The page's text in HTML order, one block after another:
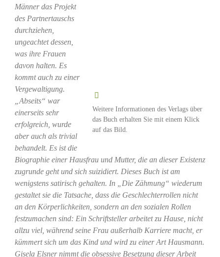
Weitere Informationen des Verlags über
das Buch erhalten Sie mit einem Klick
auf das Bild.
Männer das Projekt
des Partnertauschs
durchziehen,
ungeachtet dessen,
was ihre Frauen
davon halten. Es
kommt auch zu einer
Vergewaltigung.
„Abseits“ war
einerseits sehr
erfolgreich, wurde
aber auch als trivial
behandelt. Es ist die
Biographie einer Hausfrau und Mutter, die an dieser Existenz
zugrunde geht und sich suizidiert. Dieses Buch ist am
wenigstens satirisch gehalten. In „Die Zähmung“ wiederum
gestaltet sie die Tatsache, dass die Geschlechterrollen nicht
an den Körperlichkeiten, sondern an den sozialen Rollen
festzumachen sind: Ein Schriftsteller arbeitet zu Hause, nicht
allzu viel, während seine Frau außerhalb Karriere macht, er
kümmert sich um das Kind und wird zu einer Art Hausmann.
Gisela Elsner nimmt die obsessive Besetzung dieser Arbeit